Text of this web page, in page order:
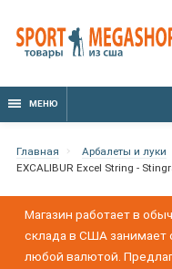
МЕНЮ
Главная Арбалеты и луки
EXCALIBUR Excel String -
Магазин работает в
склада в США занимает
любой валютой.